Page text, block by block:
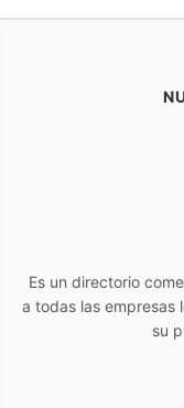
Es un directorio
a todas las empresas
su